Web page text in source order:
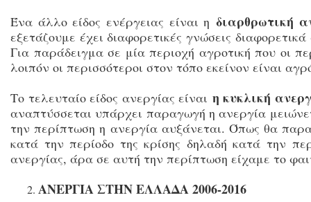
Ένα άλλο είδος ενέργειας είναι η διαρθρωτική
εξετάζουμε έχει διαφορετικές γνώσεις
Για παράδειγμα σε μία περιοχή αγροτική που οι
λοιπόν οι περισσότεροι στον τόπο εκείνον είναι
Το τελευταίο είδος ανεργίας είναι η κυκλική
αναπτύσσεται υπάρχει παραγωγή η ανεργία
την περίπτωση η ανεργία αυξάνεται. Όπως θα
κατά την περίοδο της κρίσης δηλαδή κατά την
ανεργίας, άρα σε αυτή την περίπτωση είχαμε το
ΑΝΕΡΓΙΑ ΣΤΗΝ ΕΛΛΑΔΑ 2006-2016